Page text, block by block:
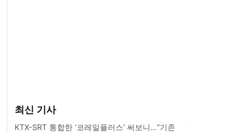
최신 기사
KTX-SRT 통합한 ‘코레일플러스’ 써보니…“기존